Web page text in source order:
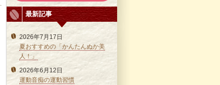
最新記事
2026年7月17日
夏おすすめの「かんたんぬか美
人！」
2026年6月12日
運動音痴の運動習慣